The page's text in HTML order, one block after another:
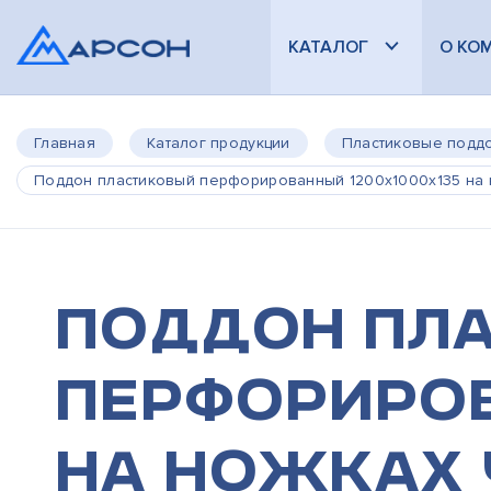
КАТАЛОГ О
Главная Каталог продукции
Пластиковые
Поддон пластиковый перфорированный 1200х1000х135 на
Поддон
на ножках